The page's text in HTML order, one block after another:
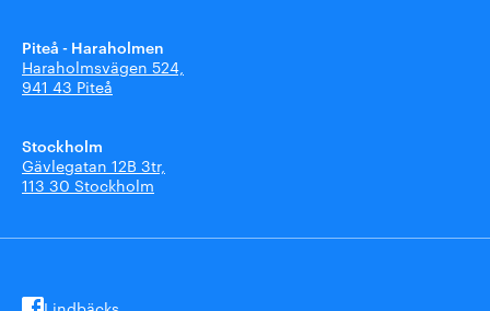
Piteå - Haraholmen
Haraholmsvägen 524,
941 43 Piteå
Stockholm
Gävlegatan 12B 3tr,
113 30 Stockholm